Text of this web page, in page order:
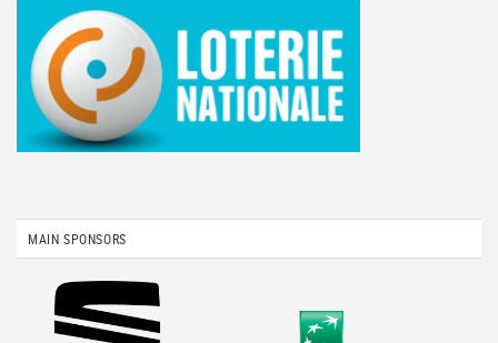
MAIN SPONSORS